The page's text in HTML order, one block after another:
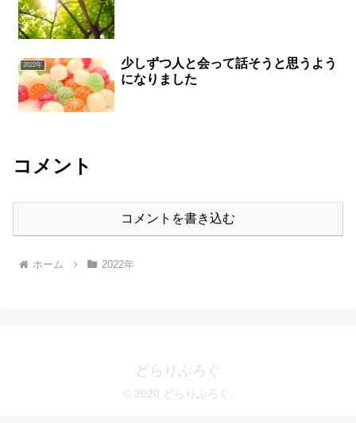
2022年
少しずつ人と会って話そうと思うよう
になりました
コメント
コメントを書き込む
ホーム 2022年
どらりぶろぐ
© 2020 どらりぶろぐ.